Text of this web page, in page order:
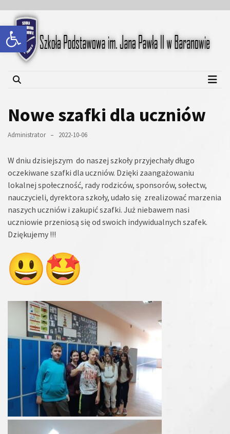
Open toolbar
content
content
Szkoła Podstawowa im.
Jana Pawła II w Baranowie
Nowe szafki dla uczniów
Administrator 2022-10-06
W dniu dzisiejszym do naszej szkoły przyjechały długo
oczekiwane szafki dla uczniów. Dzięki zaangażowaniu
lokalnej społeczność, rady rodziców, sponsorów, sołectw,
nauczycieli, dyrektora szkoły, udało się zrealizować marzenia
naszych uczniów i zakupić szafki. Już niebawem nasi
uczniowie przeniosą się od swoich indywidualnych szafek.
Dziękujemy !!!